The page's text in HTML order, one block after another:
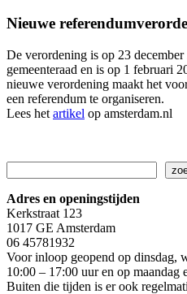
Nieuwe
De verordening is op 23
gemeenteraad en is op 1 februari
nieuwe verordening maakt het
een referendum te organiseren.
Lees het artikel op amsterdam.nl
Adres en openingstijden
Kerkstraat 123
1017 GE Amsterdam
06 45781932
Voor inloop geopend op dinsdag,
10:00 – 17:00 uur en op
Buiten die tijden is er ook